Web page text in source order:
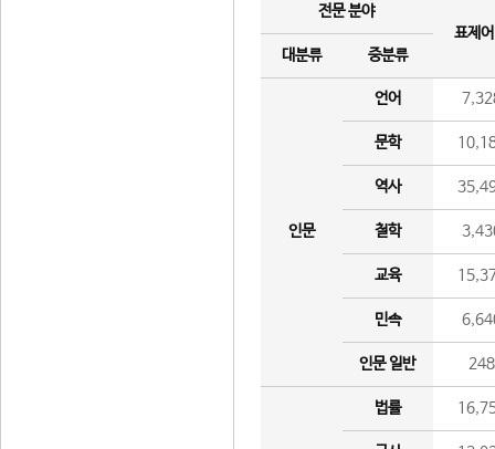
전문 분야
표제
대분류
중분류
인문
언어
문학
역사
철학
교육
민속
인문 일반 248
법률